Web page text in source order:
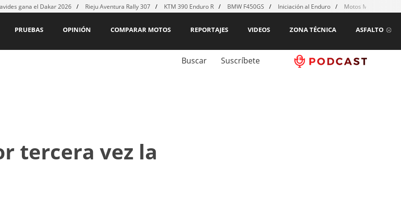
gana el Dakar 2026 Rieju Aventura Rally 307 KTM 390 Enduro R BMW F450GS Iniciación al Enduro Motos MX para
ASFALTO
ZONA TÉCNICA
VIDEOS
REPORTAJES
COMPARAR MOTOS
OPINIÓN
PRUEBAS
Buscar Suscríbete
tercera vez la